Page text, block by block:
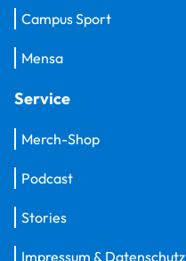
Campus Sport
Mensa
Service
Merch-Shop
Podcast
Stories
Impressum & Datenschutz